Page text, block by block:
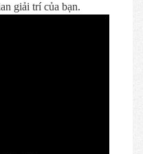
giải trí của bạn.